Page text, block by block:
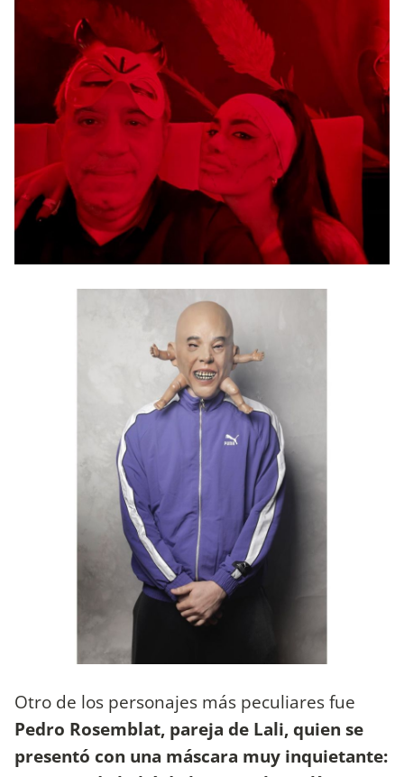
Otro de los personajes más peculiares fue
Pedro Rosemblat, pareja de Lali, quien se
presentó con una máscara muy inquietante: